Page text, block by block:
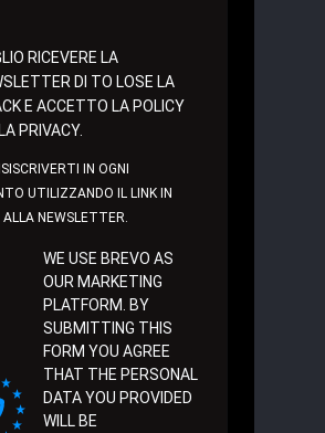
RICEVERE LA
DI TO LOSE LA
E ACCETTO LA POLICY
PRIVACY.
IN OGNI
UTILIZZANDO IL LINK IN
ALLA NEWSLETTER.
WE USE BREVO AS
OUR MARKETING
PLATFORM. BY
SUBMITTING THIS
FORM YOU AGREE
THAT THE PERSONAL
DATA YOU PROVIDED
WILL BE